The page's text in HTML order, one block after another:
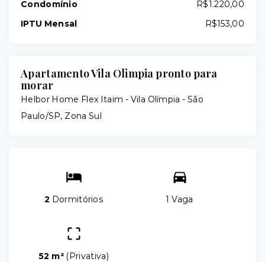
Condomínio
R$1.220,00
IPTU Mensal
R$153,00
Apartamento Vila Olimpia pronto para
morar
Helbor Home Flex Itaim - Vila Olímpia - São
Paulo/SP, Zona Sul
2 Dormitórios 1 Vaga
52 m² (Privativa)